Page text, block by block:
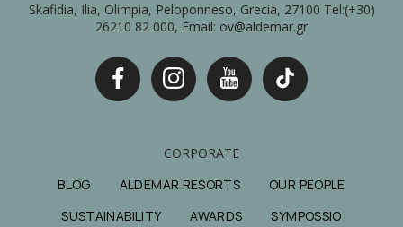
Skafidia, Ilia, Olimpia, Peloponneso, Grecia, 27100 Tel:(+30)
26210 82 000, Email: ov@aldemar.gr
CORPORATE
BLOG
ALDEMAR RESORTS
OUR PEOPLE
SUSTAINABILITY
AWARDS SYMPOSSIO